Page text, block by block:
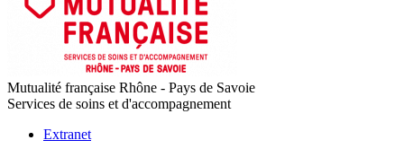
Mutualité française Rhône - Pays de Savoie
Services de soins et d'accompagnement
Extranet